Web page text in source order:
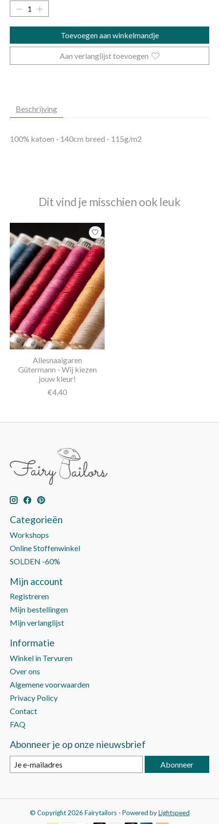
Toevoegen aan winkelmandje
Aan verlanglijst toevoegen
Beschrijving
100% katoen - 140cm breed - 115g/m2
Dit vind je misschien ook leuk
Items van productcarrousel
Allesnaaigaren
Gütermann - Wij kiezen
jouw kleur!
€4,40
Categorieën
Workshops
Online Stoffenwinkel
SOLDEN -60%
Mijn account
Registreren
Mijn bestellingen
Mijn verlanglijst
Informatie
Winkel in Tervuren
Over ons
Algemene voorwaarden
Privacy Policy
Contact
FAQ
Abonneer je op onze nieuwsbrief
Abonneer
© Copyright 2026 Fairytailors - Powered byLightspeed